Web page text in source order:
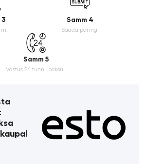
3 Samm 4
Saada päring.
Samm 5
Vastus 24 tunni jooksul.